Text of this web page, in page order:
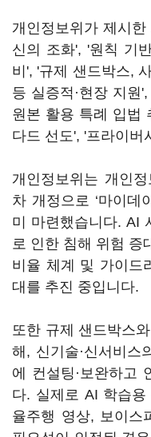
개인정보위가 제시
신의 조화', '원칙 기
비', '규제 샌드박스,
등 실증적·현장 지원
원본 활용 특례 입법
다드 선도', '프라이버
개인정보위는 개인
차 개정으로 ‘마이데
미 마련했습니다. AI
로 인한 침해 위험 증
비율 체계 및 가이드
대를 추진 중입니다.
또한 규제 샌드박스
해, 신기술·신서비스
에 컨설팅·보완하고
다. 실제로 AI 학습
율주행 영상, 보이스